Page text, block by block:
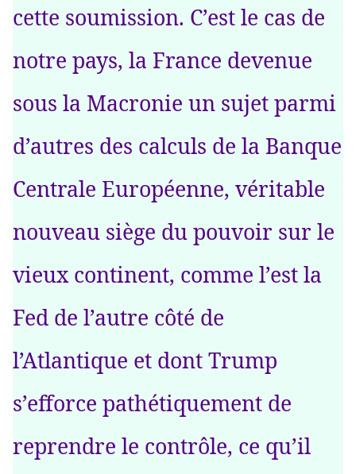
cette soumission. C’est le cas de
notre pays, la France devenue
sous la Macronie un sujet parmi
d’autres des calculs de la Banque
Centrale Européenne, véritable
nouveau siège du pouvoir sur le
vieux continent, comme l’est la
Fed de l’autre côté de
l’Atlantique et dont Trump
s’efforce pathétiquement de
reprendre le contrôle, ce qu’il